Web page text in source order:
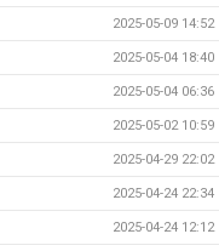
2025-05-09 14:52
2025-05-04 18:40
2025-05-04 06:36
2025-05-02 10:59
2025-04-29 22:02
2025-04-24 22:34
2025-04-24 12:12